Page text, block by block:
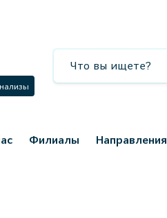
Филиалы Направления